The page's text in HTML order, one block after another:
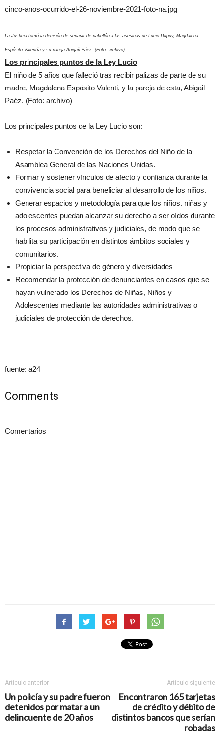
La Justicia tomó la decisión de separar de pabellón a las asesinas de Lucio Dupuy, Magdalena
Espósito Valentía y su pareja Abigaíl Páez. (Foto: archivo)
Los principales puntos de la Ley Lucio
El niño de 5 años que falleció tras recibir palizas de parte de su
madre, Magdalena Espósito Valenti, y la pareja de esta, Abigail
Paéz. (Foto: archivo)
Los principales puntos de la Ley Lucio son:
Respetar la Convención de los Derechos del Niño de la
Asamblea General de las Naciones Unidas.
Formar y sostener vínculos de afecto y confianza durante la
convivencia social para beneficiar al desarrollo de los niños.
Generar espacios y metodología para que los niños, niñas y
adolescentes puedan alcanzar su derecho a ser oídos durante
los procesos administrativos y judiciales, de modo que se
habilita su participación en distintos ámbitos sociales y
comunitarios.
Propiciar la perspectiva de género y diversidades
Recomendar la protección de denunciantes en casos que se
hayan vulnerado los Derechos de Niñas, Niños y
Adolescentes mediante las autoridades administrativas o
judiciales de protección de derechos.
fuente: a24
Comments
Comentarios
Artículo anterior
Un policía y su padre fueron
detenidos por matar a un
delincuente de 20 años
Artículo siguiente
Encontraron 165 tarjetas
de crédito y débito de
distintos bancos que serían
robadas